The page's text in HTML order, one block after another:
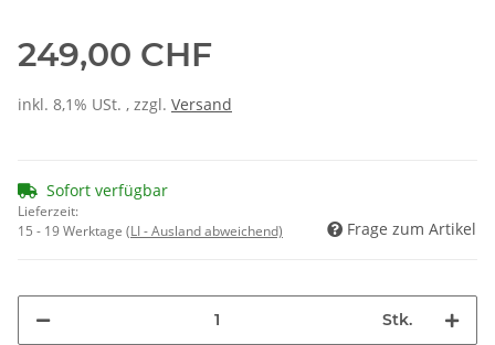
249,00 CHF
inkl. 8,1% USt. , zzgl. Versand
Sofort verfügbar
Lieferzeit:
15 - 19 Werktage (LI - Ausland abweichend) Frage zum Artikel
Stk.